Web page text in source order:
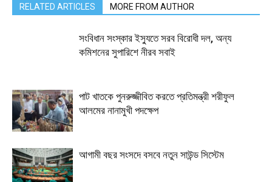
RELATED ARTICLES MORE FROM AUTHOR
সংবিধান সংস্কার ইস্যুতে সরব বিরোধী দল, অন্য
কমিশনের সুপারিশে নীরব সবাই
পাট খাতকে পুনরুজ্জীবিত করতে প্রতিমন্ত্রী শরীফুল
আলমের নানামুখী পদক্ষেপ
আগামী বছর সংসদে বসবে নতুন সাউন্ড সিস্টেম